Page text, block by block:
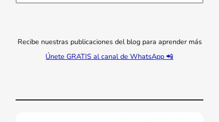
Recibe nuestras publicaciones del blog para aprender más
Únete GRATIS al canal de WhatsApp 📲